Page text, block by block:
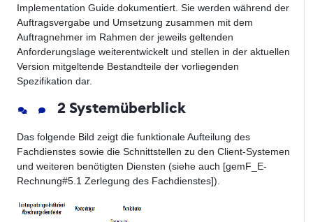
Implementation Guide dokumentiert. Sie werden während der
Auftragsvergabe und Umsetzung zusammen mit dem
Auftragnehmer im Rahmen der jeweils geltenden
Anforderungslage weiterentwickelt und stellen in der aktuellen
Version mitgeltende Bestandteile der vorliegenden
Spezifikation dar.
2 Systemüberblick
Das folgende Bild zeigt die funktionale Aufteilung des
Fachdienstes sowie die Schnittstellen zu den Client-Systemen
und weiteren benötigten Diensten (siehe auch [gemF_E-
Rechnung#5.1 Zerlegung des Fachdienstes]).